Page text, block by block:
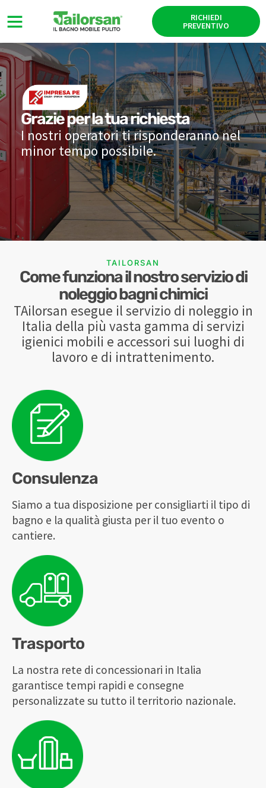
RICHIEDI
PREVENTIVO
Grazie per la tua richiesta
I nostri operatori ti risponderanno nel
minor tempo possibile.
TAILORSAN
Come funziona il nostro servizio di
noleggio bagni chimici
TAilorsan esegue il servizio di noleggio in
Italia della più vasta gamma di servizi
igienici mobili e accessori sui luoghi di
lavoro e di intrattenimento.
Consulenza
Siamo a tua disposizione per consigliarti il tipo di
bagno e la qualità giusta per il tuo evento o
cantiere.
Trasporto
La nostra rete di concessionari in Italia
garantisce tempi rapidi e consegne
personalizzate su tutto il territorio nazionale.